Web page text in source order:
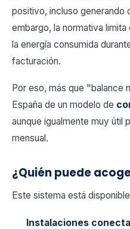
positivo, incluso generando
embargo, la normativa
la energía consumida
facturación.
Por eso, más que "balance
España de un modelo de
aunque igualmente muy útil
mensual.
¿Quién puede
Este sistema está
Instalaciones